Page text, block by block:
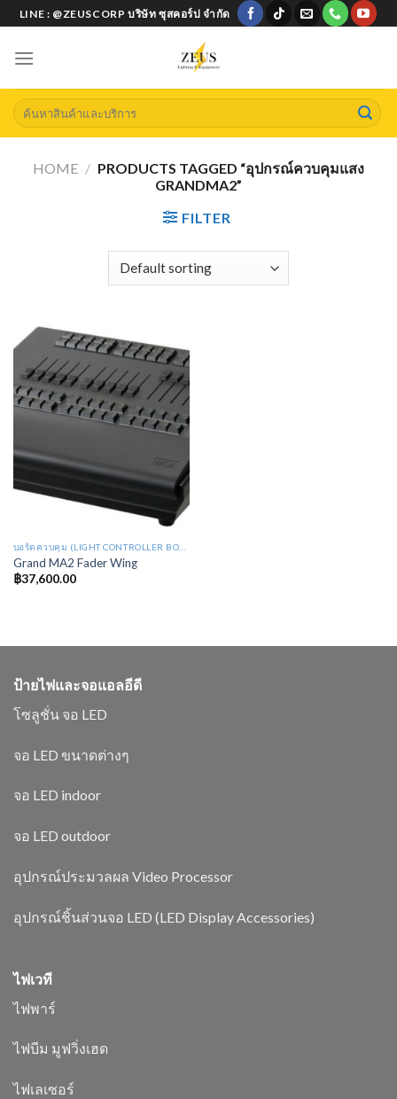
Skip
to
content
LINE : @ZEUSCORP บริษัท ซุสคอร์ป จำกัด
Search
for:
HOME / PRODUCTS TAGGED “อุปกรณ์ควบคุมแสง
GRANDMA2”
FILTER
Grand MA2 Fader Wing
฿37,600.00
ป้ายไฟและจอแอลอีดี
โซลูชั่น จอ LED
จอ LED ขนาดต่างๆ
จอ LED indoor
จอ LED outdoor
อุปกรณ์ประมวลผล Video Processor
อุปกรณ์ชิ้นส่วนจอ LED (LED Display Accessories)
ไฟเวที
ไฟพาร์
ไฟบีม มูฟวิ่งเฮด
ไฟเลเซอร์